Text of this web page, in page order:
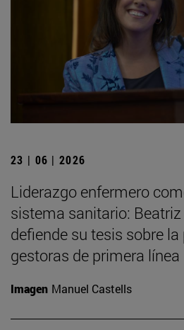
23 | 06 | 2026
Liderazgo enfermero
sistema sanitario:
defiende su tesis sobre
gestoras de primera línea
Imagen Manuel Castells